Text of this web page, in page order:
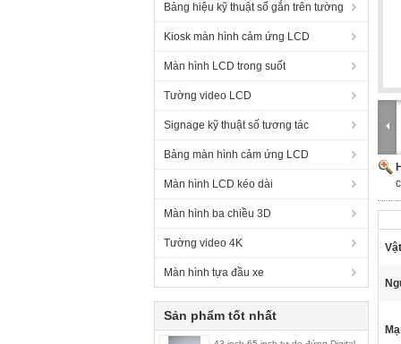
Bảng hiệu kỹ thuật số gắn trên tường
Kiosk màn hình cảm ứng LCD
Màn hình LCD trong suốt
Tường video LCD
Signage kỹ thuật số tương tác
Bảng màn hình cảm ứng LCD
Màn hình LCD kéo dài
Màn hình ba chiều 3D
Tường video 4K
Màn hình tựa đầu xe
Sản phẩm tốt nhất